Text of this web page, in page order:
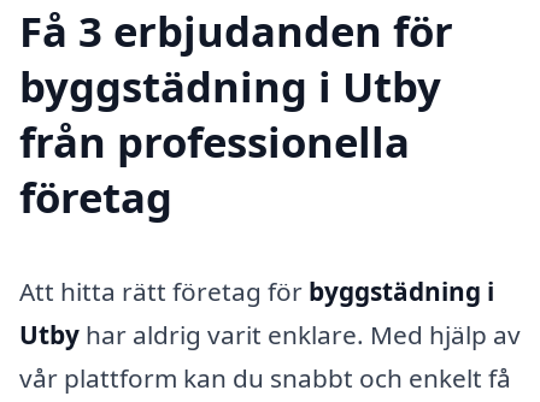
Få 3 erbjudanden för
byggstädning i Utby
från professionella
företag
Att hitta rätt företag för byggstädning i
Utby har aldrig varit enklare. Med hjälp av
vår plattform kan du snabbt och enkelt få